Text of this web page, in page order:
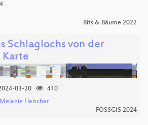
Bits & Bäume 2022
Schlaglochs von der
03-20
410
Melanie Fleischer
FOSSGIS 2024